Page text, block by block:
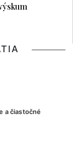
a čiastočné